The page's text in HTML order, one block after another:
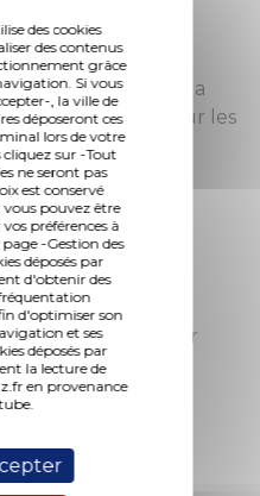
des cookies
des contenus
grâce
Si vous
, la ville de
déposeront ces
lors de votre
sur -Tout
ne seront pas
est conservé
vous pouvez être
préférences à
-Gestion des
déposés par
d'obtenir des
d'optimiser son
et ses
déposés par
la lecture de
en provenance
et de
été installés dans la
les messins sur les
se confrontent
municipale.
à des visites
police (salle
Centre de
et découvrir
de la police